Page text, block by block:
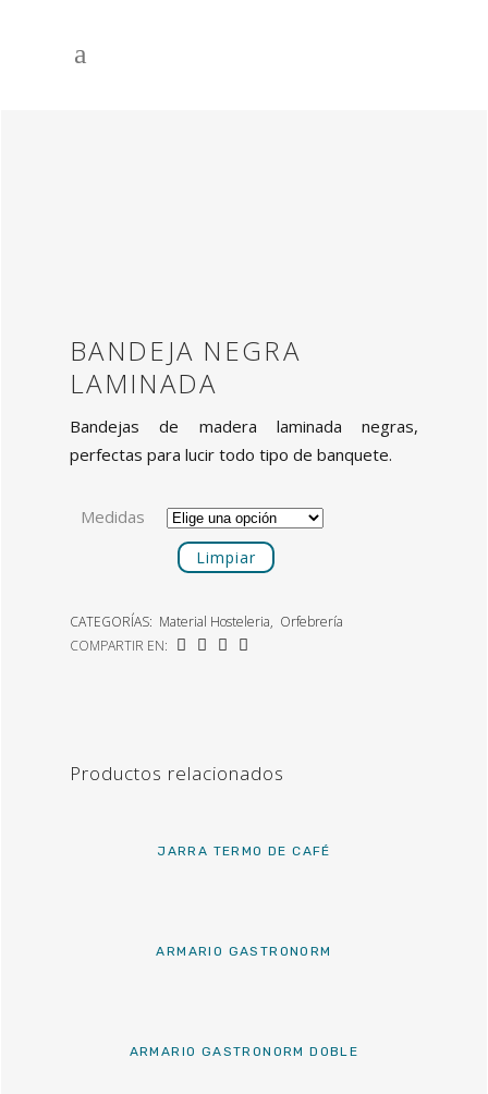
BANDEJA NEGRA
LAMINADA
Bandejas de madera laminada negras,
perfectas para lucir todo tipo de banquete.
Medidas
Limpiar
CATEGORÍAS: Material Hosteleria, Orfebrería
COMPARTIR EN:
Productos relacionados
JARRA TERMO DE CAFÉ
ARMARIO GASTRONORM
ARMARIO GASTRONORM DOBLE